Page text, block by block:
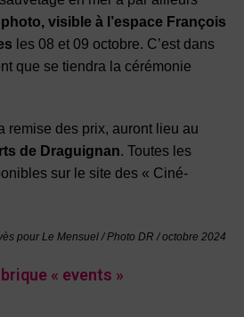
visible à l’espace François
les 08 et 09 octobre. C’est dans
que se tiendra la cérémonie
remise des prix, auront lieu au
de Draguignan. Toutes les
sur le site des « Ciné-
pour Le Mensuel / Photo DR / octobre 2024
« events »